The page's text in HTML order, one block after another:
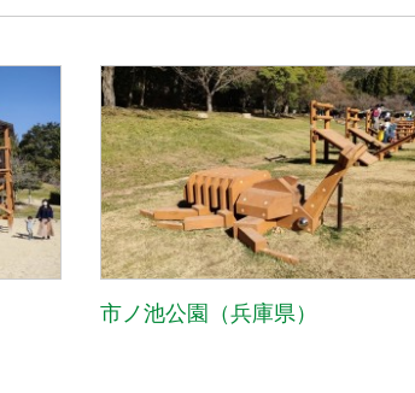
市ノ池公園（兵庫県）